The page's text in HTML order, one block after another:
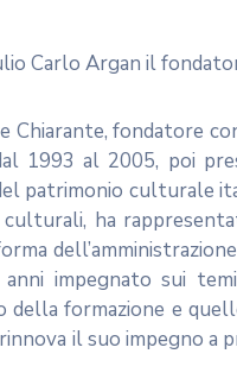
Carlo Argan il
fondatore
1993 al 2005, poi
patrimonio culturale
culturali, ha
impegnato sui
formazione e
il suo impegno